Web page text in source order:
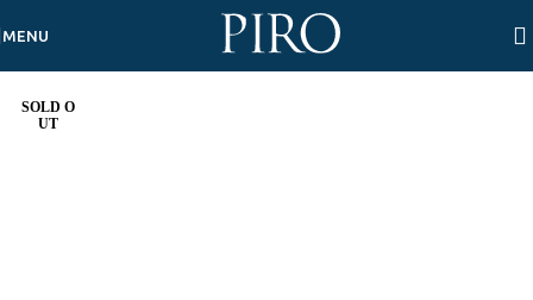
Skip to main content
MENU
SOLD O
UT